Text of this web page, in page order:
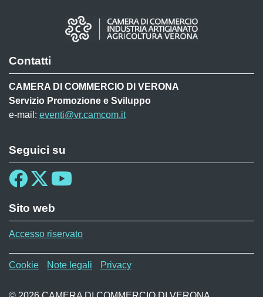
Contatti
CAMERA DI COMMERCIO DI VERONA
Servizio Promozione e Sviluppo
e-mail: eventi@vr.camcom.it
Seguici su
Sito web
Accesso riservato
Menù privacy TEC
Cookie Note legali Privacy